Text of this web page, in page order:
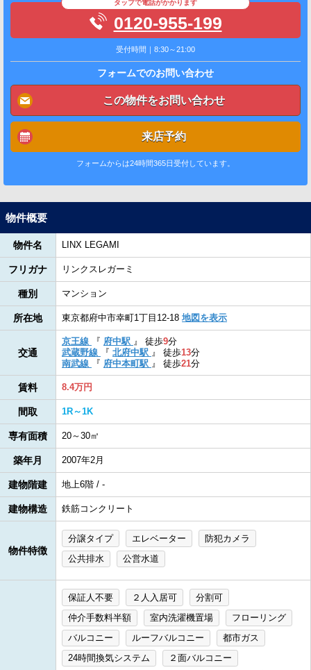
タップで電話がかかります
0120-955-199
受付時間｜8:30～21:00
フォームでのお問い合わせ
この物件をお問い合わせ
来店予約
フォームからは24時間365日受付しています。
物件概要
物件名 LINX LEGAMI
フリガナ リンクスレガーミ
種別 マンション
所在地 東京都府中市幸町1丁目12-18 地図を表示
交通
京王線 『 府中駅 』 徒歩9分
武蔵野線
『 北府中駅 』 徒歩13分
南武線
『 府中本町駅 』 徒歩21分
賃料 8.4万円
間取 1R～1K
専有面積 20～30㎡
築年月 2007年2月
建物階建 地上6階 / -
建物構造 鉄筋コンクリート
物件特徴
分譲タイプ エレベーター
防犯カメラ
公共排水
公営水道
保証人不要 ２人入居可
分割可
仲介手数料半額
室内洗濯機置場
フローリング
バルコニー
ルーフバルコニー
都市ガス
24時間換気システム
２面バルコニー